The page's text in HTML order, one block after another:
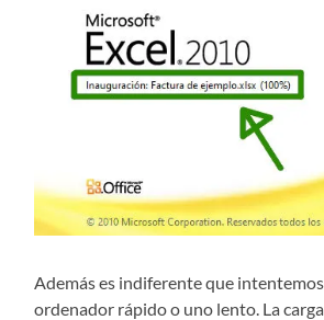
Además es indiferente que
ordenador rápido o uno lento. La